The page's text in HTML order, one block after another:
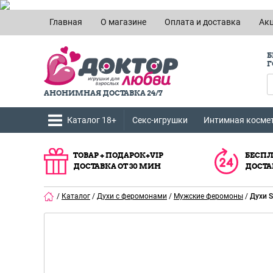
Главная О магазине Оплата и доставка
АНОНИМНАЯ ДОСТАВКА 24/7
Каталог 18+ Секс-игрушки Интимная
ТОВАР + ПОДАРОК+VIP
ДОСТАВКА ОТ 30 МИН
/ Каталог / Духи с феромонами / Мужские феромоны / Духи